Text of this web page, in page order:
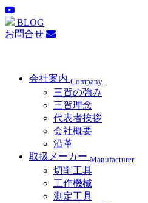
BLOG
お問合せ
会社案内 Company
三賀の強み
三賀理念
代表者挨拶
会社概要
沿革
取扱メーカー Manufacturer
切削工具
工作機械
測定工具